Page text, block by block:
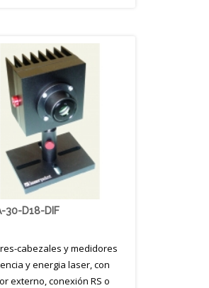
30-D18-DIF
cabezales y medidores
y energia laser, con
externo, conexión RS o